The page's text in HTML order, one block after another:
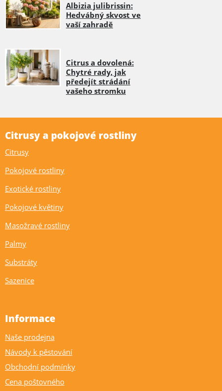
Albizia julibrissin:
Hedvábný skvost ve
vaší zahradě
Citrus a dovolená:
Chytré rady, jak
předejít strádání
vašeho stromku
Citrusy a pokojové rostliny
Citrusy
Pokojové rostliny
Exotické rostliny
Pokojové květiny
Masožravé rostliny
Palmy
Substráty
Sazenice
Informace
Naše prodejna
Návody k pěstování
Obchodní podmínky
Cena poštovného